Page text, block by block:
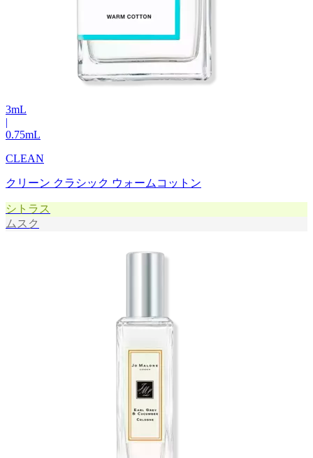
3mL
|
0.75mL
CLEAN
クリーン クラシック ウォームコットン
シトラス
ムスク